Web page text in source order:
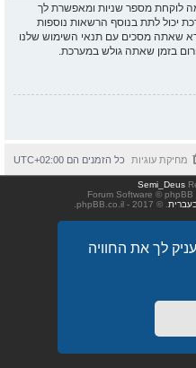
לך את החוויה
לוקחת מספר שניות ומאפשרת לך
יכול לתת בנוסף הרשאות נוספות
שאתה מסכים עם תנאי השימוש שלנו
בזמן שאתה גולש במערכת.
כל הזמנים הם UTC+02:00 מחיקת עוגיות
Semi_Deus
. © 2017 - phpBB.co.il.